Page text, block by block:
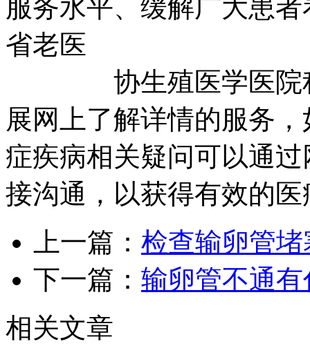
服务水平、缓解广大患
省老医
协生殖医学医院积
展网上了解详情的服务
症疾病相关疑问可以通
接沟通，以获得有效的
上一篇： 检查输卵管
下一篇： 输卵管不通
相关文章